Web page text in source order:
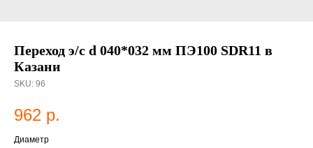
Переход э/с d 040*032 мм ПЭ100 SDR11 в
Казани
SKU: 96
962 р.
Диаметр